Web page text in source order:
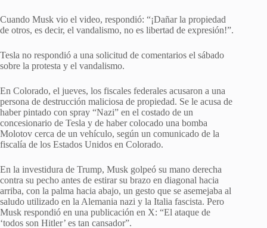
Cuando Musk vio el video, respondió: “¡Dañar la propiedad
de otros, es decir, el vandalismo, no es libertad de expresión!”.
Tesla no respondió a una solicitud de comentarios el sábado
sobre la protesta y el vandalismo.
En Colorado, el jueves, los fiscales federales acusaron a una
persona de destrucción maliciosa de propiedad. Se le acusa de
haber pintado con spray “Nazi” en el costado de un
concesionario de Tesla y de haber colocado una bomba
Molotov cerca de un vehículo, según un comunicado de la
fiscalía de los Estados Unidos en Colorado.
En la investidura de Trump, Musk golpeó su mano derecha
contra su pecho antes de estirar su brazo en diagonal hacia
arriba, con la palma hacia abajo, un gesto que se asemejaba al
saludo utilizado en la Alemania nazi y la Italia fascista. Pero
Musk respondió en una publicación en X: “El ataque de
‘todos son Hitler’ es tan cansador”.